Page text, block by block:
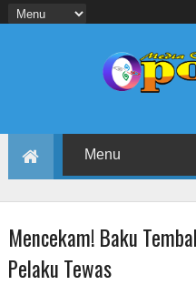
Mencekam! Baku
Pelaku Tewas